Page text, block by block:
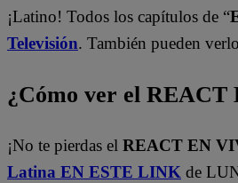
¡Latino! Todos los capítulos de “
Televisión. También pueden
¿Cómo ver el REACT
¡No te pierdas el REACT EN
Latina EN ESTE LINK de